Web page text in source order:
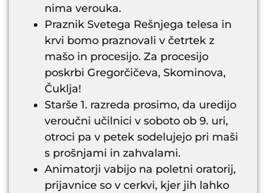
nima verouka.
Praznik Svetega Rešnjega telesa in
krvi bomo praznovali v četrtek z
mašo in procesijo. Za procesijo
poskrbi Gregorčičeva, Skominova,
Čuklja!
Starše 1. razreda prosimo, da uredijo
veroučni učilnici v soboto ob 9. uri,
otroci pa v petek sodelujejo pri maši
s prošnjami in zahvalami.
Animatorji vabijo na poletni oratorij,
prijavnice so v cerkvi, kjer jih lahko